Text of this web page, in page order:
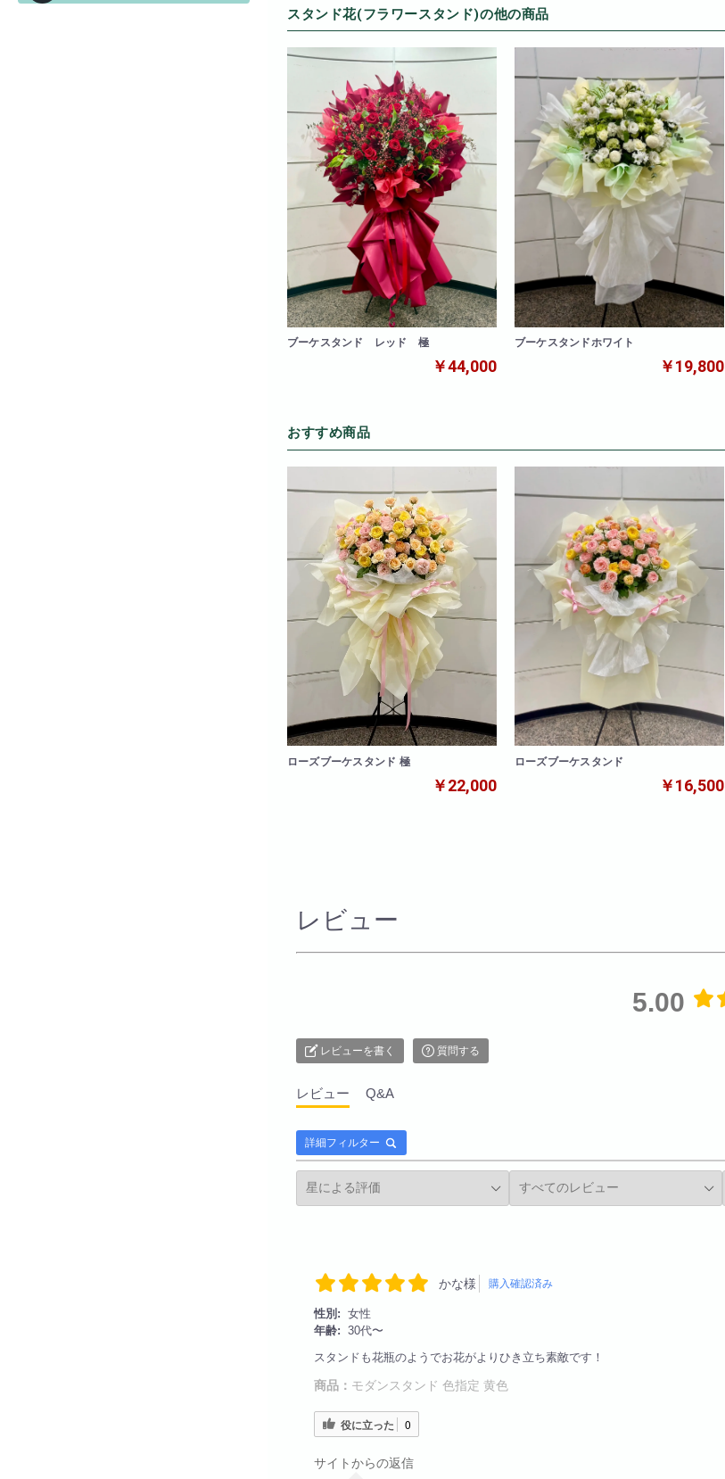
スタンド花(フラワースタンド)の他の商品
ブーケスタンド レッド 極
￥44,000
ブーケスタンドホワイト
￥19,800
おすすめ商品
ローズブーケスタンド 極
￥22,000
ローズブーケスタンド
￥16,500
レビュー
5.00
レビューを書く 質問する
レビュー Q&A
詳細フィルター
かな様 購入確認済み
性別: 女性
年齢: 30代〜
スタンドも花瓶のようでお花がよりひき立ち素敵です！
商品： モダンスタンド 色指定 黄色
役に立った 0
サイトからの返信